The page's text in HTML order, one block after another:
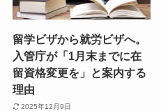
留学ビザから就労ビザへ。
入管庁が「1月末までに在
留資格変更を」と案内する
理由
2025年12月9日